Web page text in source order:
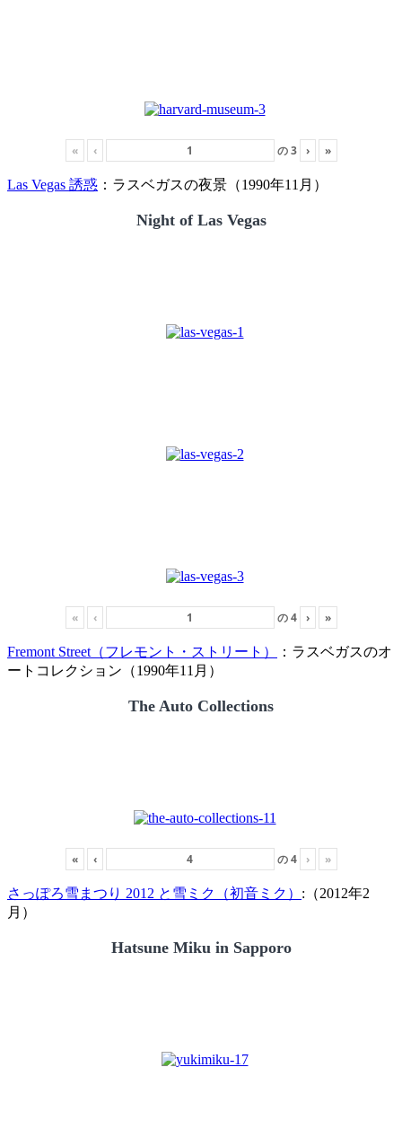
« ‹ の3 › »
Las Vegas 誘惑 ：ラスベガスの夜景（1990年11月）
Night of Las Vegas
« ‹ の4 › »
Fremont Street（フレモント・ストリート）
：ラスベガスのオ
ートコレクション（1990年11月）
The Auto Collections
« ‹ の4 › »
さっぽろ雪まつり 2012 と雪ミク（初音ミク） :（2012年2
月）
Hatsune Miku in Sapporo